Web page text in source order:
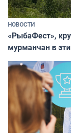
НОВОСТИ
«РыбаФест»,
мурманчан в